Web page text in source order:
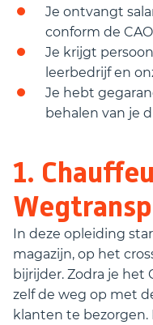
Je ontvangt
conform de
Je krijgt
leerbedrijf en
Je hebt
behalen van je
1.
In deze opleiding
magazijn, op het
bijrijder. Zodra je het
zelf de weg op met
klanten te